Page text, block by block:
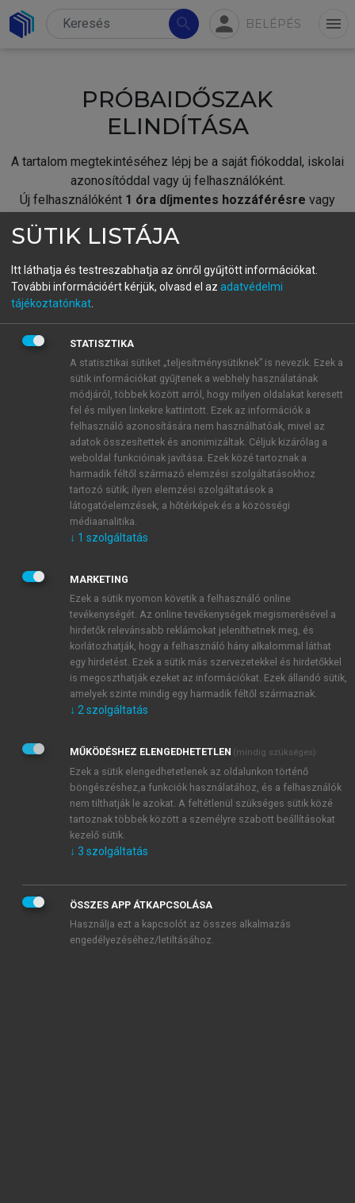
search person BELÉPÉS menu
PRÓBAIDŐSZAK
ELINDÍTÁSA
A tartalom megtekintéséhez lépj be a saját fiókoddal, iskolai
azonosítóddal vagy új felhasználóként.
Új felhasználóként 1 óra díjmentes hozzáférésre vagy
fiókoddal,vagy hozz létre új fiókot.
A regisztráció után apróbaidőszakautomatikusan
BELÉPÉS SAJÁT FIÓKKAL
ÚJ FIÓK LÉTREHOZÁSA
1 óra díjmentes hozzáférés
E-MAIL-CÍM
JELSZÓ
JELSZÓ ÚJRA
Kérek értesítést a MeRSZ újdonságairól, akcióiról.
Kérek értesítést az Akadémiai Kiadó Zrt. újdonságairól,
Adatkezelési tájékoztatóbanfoglaltakat tudomásul
veszem és elfogadom.
Általános vásárlási feltételeket, valamint a szotar.netés a
mersz.huoldalak licencszerződéseiben foglaltakat
tudomásul veszem és elfogadom.
KIPRÓBÁLOM
SÜTIK LISTÁJA
Itt láthatja és testreszabhatja az önről gyűjtött információkat.
További információért kérjük, olvasd el az adatvédelmi
tájékoztatónkat
STATISZTIKA
A statisztikai sütiket „teljesítménysütiknek” is nevezik. Ezek a
sütik információkat gyűjtenek a webhely használatának
módjáról, többek között arról, hogy milyen oldalakat keresett
fel és milyen linkekre kattintott. Ezek az információk a
felhasználó azonosítására nem használhatóak, mivel az
adatok összesítettek és anonimizáltak. Céljuk kizárólag a
weboldal funkcióinak javítása. Ezek közé tartoznak a
harmadik féltől származó elemzési szolgáltatásokhoz
tartozó sütik; ilyen elemzési szolgáltatások a
látogatóelemzések, a hőtérképek és a közösségi
médiaanalitika.
↓ 1 szolgáltatás
MARKETING
Ezek a sütik nyomon követik a felhasználó online
tevékenységét. Az online tevékenységek megismerésével a
hirdetők relevánsabb reklámokat jeleníthetnek meg, és
korlátozhatják, hogy a felhasználó hány alkalommal láthat
egy hirdetést. Ezek a sütik más szervezetekkel és hirdetőkkel
is megoszthatják ezeket az információkat. Ezek állandó sütik,
amelyek szinte mindig egy harmadik féltől származnak.
↓ 2 szolgáltatás
MŰKÖDÉSHEZ ELENGEDHETETLEN (mindig szükséges)
Ezek a sütik elengedhetetlenek az oldalunkon történő
böngészéshez,a funkciók használatához, és a felhasználók
nem tilthatják le azokat. A feltétlenül szükséges sütik közé
tartoznak többek között a személyre szabott beállításokat
kezelő sütik.
↓ 3 szolgáltatás
ÖSSZES APP ÁTKAPCSOLÁSA
Használja ezt a kapcsolót az összes alkalmazás
engedélyezéséhez/letiltásához.